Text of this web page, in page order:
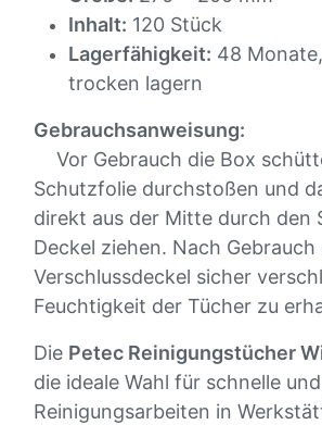
Inhalt: 120 Stück
Lagerfähigkeit: 48
trocken lagern
Vor Gebrauch die Box
Schutzfolie durchstoßen und
direkt aus der Mitte durch den
Deckel ziehen. Nach Gebrauch
Verschlussdeckel sicher
Feuchtigkeit der Tücher zu
Die Petec Reinigungstücher
die ideale Wahl für schnelle
Reinigungsarbeiten in